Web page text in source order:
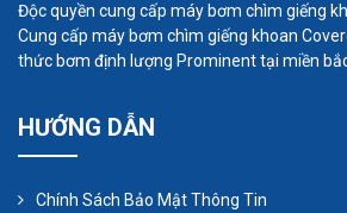
Độc quyền cung cấp máy bơm chìm giếng
Cung cấp máy bơm chìm giếng khoan
thức bơm định lượng Prominent tại miền
HƯỚNG DẪN
Chính Sách Bảo Mật Thông Tin